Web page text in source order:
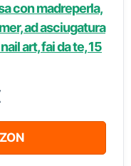
con madreperla,
ad asciugatura
art, fai da te, 15